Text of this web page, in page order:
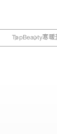
TopBeauty寒暖